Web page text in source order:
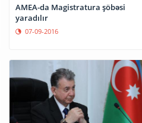
AMEA-da Magistratura şöbəsi
yaradılır
07-09-2016